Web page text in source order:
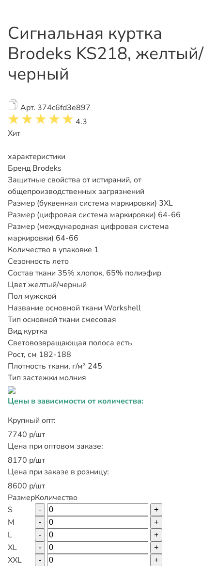
Сигнальная куртка
Brodeks KS218, желтый/
черный
Арт. 374c6fd3e897
4.3
Хит
характеристики
Бренд Brodeks
Защитные свойства от истираний, от
общепроизводственных загрязнений
Размер (буквенная система маркировки) 3XL
Размер (цифровая система маркировки) 64-66
Размер (международная цифровая система
маркировки) 64-66
Количество в упаковке 1
Сезонность лето
Состав ткани 35% хлопок, 65% полиэфир
Цветжелтый/черный
Пол мужской
Название основной ткани Workshell
Тип основной ткани смесовая
Вид куртка
Световозвращающая полоса есть
Рост, см 182-188
Плотность ткани, г/м² 245
Тип застежки молния
Цены в зависимости от количества:
Крупный опт:
7740 р/шт
Цена при оптовом заказе:
8170 р/шт
Цена при заказе в розницу:
8600 р/шт
РазмерКоличество
S
- +
M - +
L - +
XL - +
XXL - +